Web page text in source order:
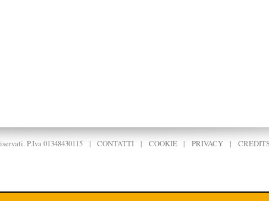
P.Iva 01348430115 |CONTATTI | COOKIE|PRIVACY |